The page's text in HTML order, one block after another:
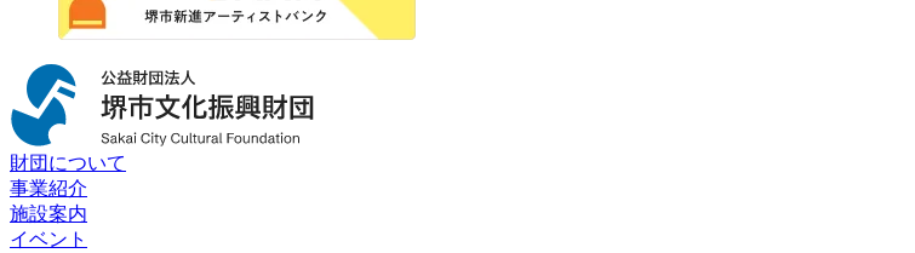
財団について
事業紹介
施設案内
イベント